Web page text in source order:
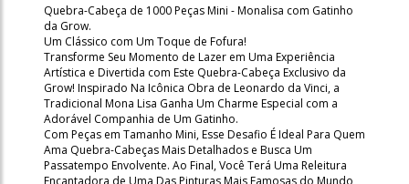
Quebra-Cabeça de 1000 Peças Mini - Monalisa com Gatinho
da Grow.
Um Clássico com Um Toque de Fofura!
Transforme Seu Momento de Lazer em Uma Experiência
Artística e Divertida com Este Quebra-Cabeça Exclusivo da
Grow! Inspirado Na Icônica Obra de Leonardo da Vinci, a
Tradicional Mona Lisa Ganha Um Charme Especial com a
Adorável Companhia de Um Gatinho.
Com Peças em Tamanho Mini, Esse Desafio É Ideal Para Quem
Ama Quebra-Cabeças Mais Detalhados e Busca Um
Passatempo Envolvente. Ao Final, Você Terá Uma Releitura
Encantadora de Uma Das Pinturas Mais Famosas do Mundo